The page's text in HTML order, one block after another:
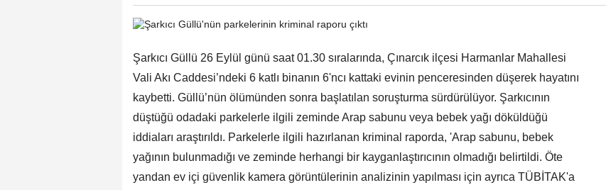
Şarkıcı Güllü 26 Eylül günü saat 01.30 sıralarında, Çınarcık ilçesi Harmanlar Mahallesi
Vali Akı Caddesi’ndeki 6 katlı binanın 6'ncı kattaki evinin penceresinden düşerek hayatını
kaybetti. Güllü’nün ölümünden sonra başlatılan soruşturma sürdürülüyor. Şarkıcının
düştüğü odadaki parkelerle ilgili zeminde Arap sabunu veya bebek yağı döküldüğü
iddiaları araştırıldı. Parkelerle ilgili hazırlanan kriminal raporda, 'Arap sabunu, bebek
yağının bulunmadığı ve zeminde herhangi bir kayganlaştırıcının olmadığı belirtildi. Öte
yandan ev içi güvenlik kamera görüntülerinin analizinin yapılması için ayrıca TÜBİTAK'a